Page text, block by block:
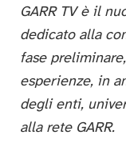
GARR TV è il
dedicato alla
fase
esperienze, in
degli enti,
alla rete GARR.